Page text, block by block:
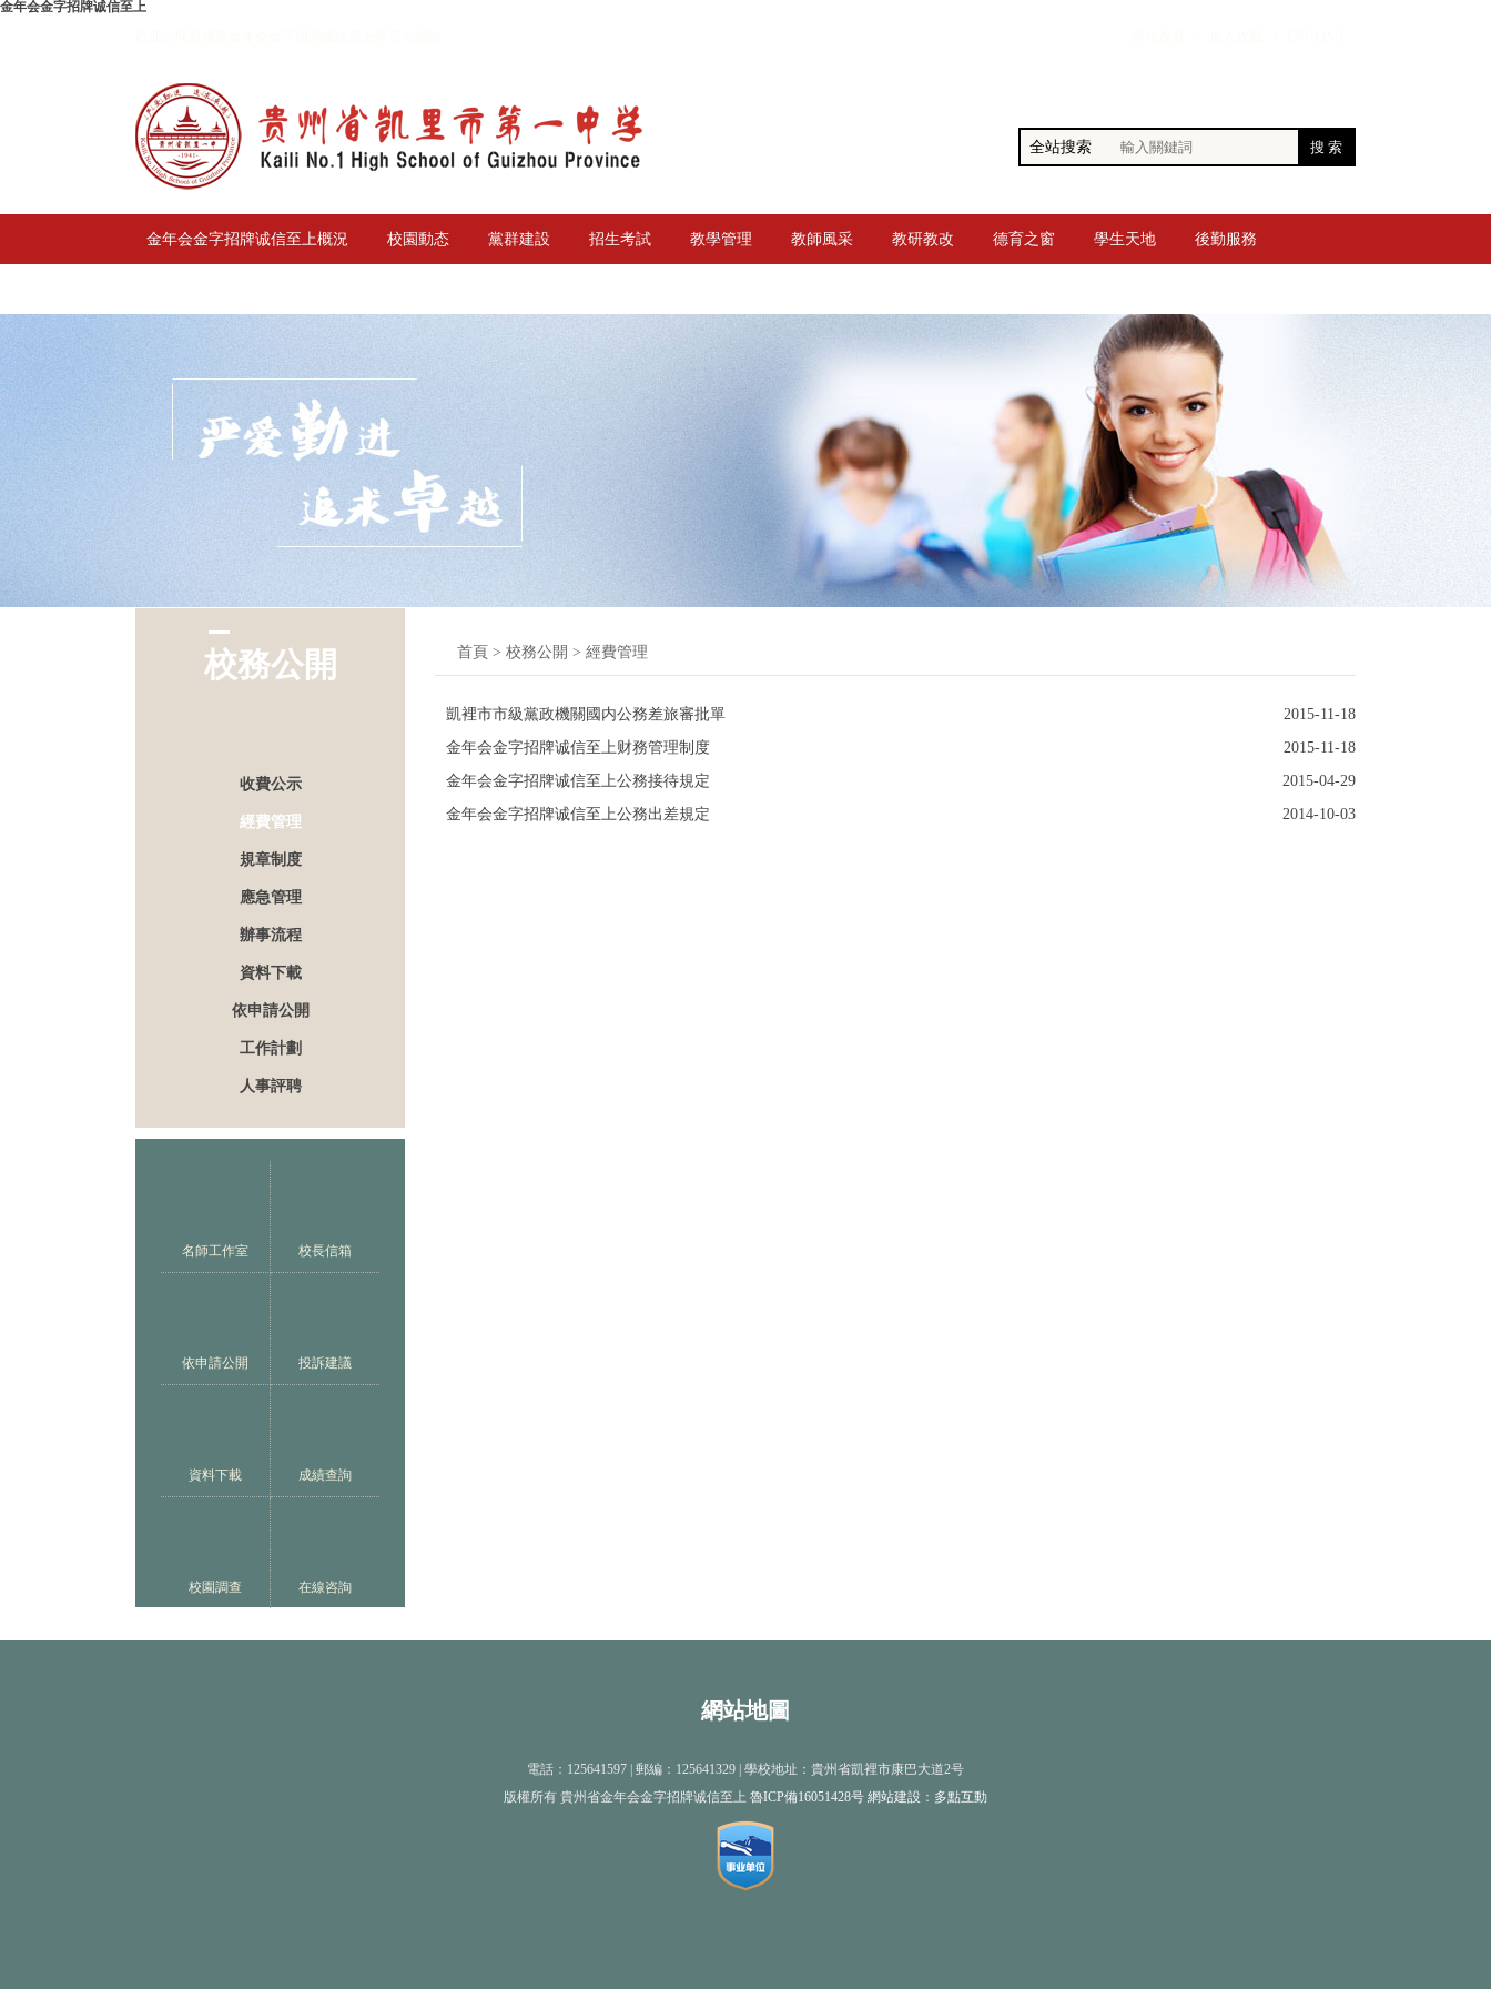
金年会金字招牌诚信至上
全站搜索
金年会金字招牌诚信至上概況 校園動态 黨群建設 招生考試 教學管理 教師風采 教研教改 德育之窗 學生天地 後勤服務
校務公開
收費公示
經費管理
規章制度
應急管理
辦事流程
資料下載
依申請公開
工作計劃
人事評聘
名師工作室 校長信箱
依申請公開 投訴建議
資料下載 成績查詢
校園調查 在線咨詢
首頁 > 校務公開 > 經費管理
凱裡市市級黨政機關國内公務差旅審批單
2015-11-18
金年会金字招牌诚信至上财務管理制度
2015-11-18
金年会金字招牌诚信至上公務接待規定
2015-04-29
金年会金字招牌诚信至上公務出差規定
2014-10-03
網站地圖
電話：125641597 | 郵編：125641329 | 學校地址：貴州省凱裡市康巴大道2号
版權所有 貴州省金年会金字招牌诚信至上 魯ICP備16051428号 網站建設 ： 多點互動